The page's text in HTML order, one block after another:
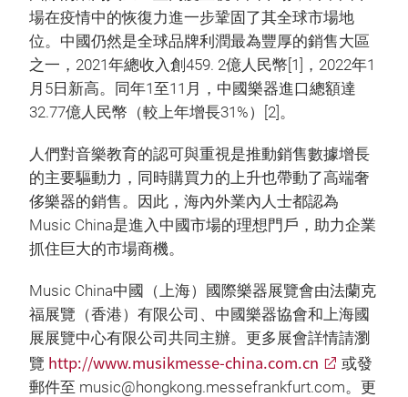
場在疫情中的恢復力進一步鞏固了其全球市場地
位。中國仍然是全球品牌利潤最為豐厚的銷售大區
之一，2021年總收入創459. 2億人民幣[1]，2022年1
月5日新高。同年1至11月，中國樂器進口總額達
32.77億人民幣（較上年增長31%）[2]。
人們對音樂教育的認可與重視是推動銷售數據增長
的主要驅動力，同時購買力的上升也帶動了高端奢
侈樂器的銷售。因此，海內外業內人士都認為
Music China是進入中國市場的理想門戶，助力企業
抓住巨大的市場商機。
Music China中國（上海）國際樂器展覽會由法蘭克
福展覽（香港）有限公司、中國樂器協會和上海國
展展覽中心有限公司共同主辦。更多展會詳情請瀏
覽 http://www.musikmesse-china.com.cn
或發
郵件至 music@hongkong.messefrankfurt.com。更